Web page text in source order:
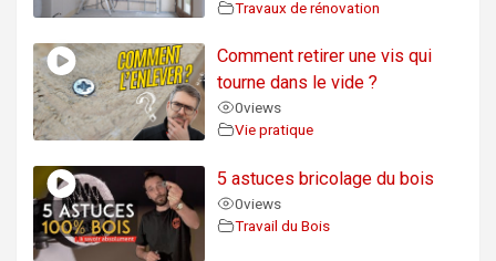
Travaux de rénovation
Comment retirer une vis qui
tourne dans le vide ?
0views
Vie pratique
5 astuces bricolage du bois
0views
Travail du Bois